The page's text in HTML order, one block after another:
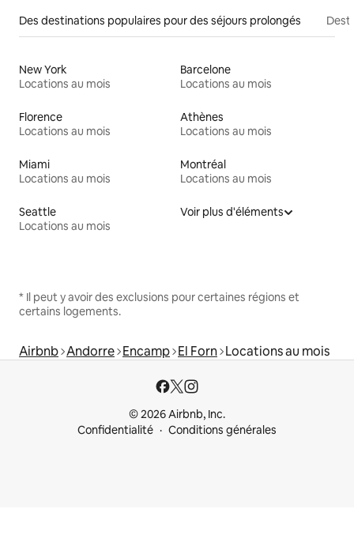
Des destinations populaires pour des séjours prolongés
New York
Locations au mois
Barcelone
Locations au mois
Florence
Locations au mois
Athènes
Locations au mois
Miami
Locations au mois
Montréal
Locations au mois
Seattle
Locations au mois
Voir plus d'éléments
* Il peut y avoir des exclusions pour certaines régions et
certains logements.
Airbnb Andorre Encamp El Forn Locations au mois
© 2026 Airbnb, Inc.
Confidentialité
Conditions générales